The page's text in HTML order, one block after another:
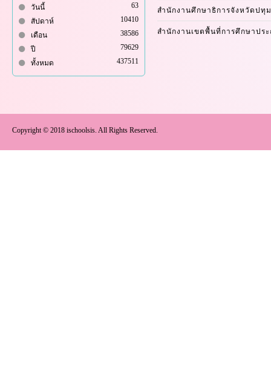
วันนี้
63
สัปดาห์
10410
เดือน
38586
ปี
79629
ทั้งหมด
437511
สำนักงานศึกษาธิการจังหวัดปทุ
สำนักงานเขตพื้นที่การศึกษาปร
Copyright © 2018 ischoolsis. All Rights Reserved.